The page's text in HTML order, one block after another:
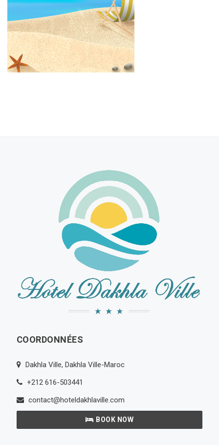
COORDONNÉES
Dakhla Ville, Dakhla Ville-Maroc
+212 616-503441
contact@hoteldakhlaville.com
BOOK NOW